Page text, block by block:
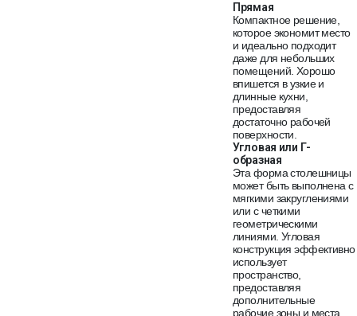
Прямая
Компактное решение,
которое экономит место
и идеально подходит
даже для небольших
помещений. Хорошо
впишется в узкие и
длинные кухни,
предоставляя
достаточно рабочей
поверхности.
Угловая или Г-
образная
Эта форма столешницы
может быть выполнена с
мягкими закруглениями
или с четкими
геометрическими
линиями. Угловая
конструкция эффективно
использует
пространство,
предоставляя
дополнительные
рабочие зоны и места